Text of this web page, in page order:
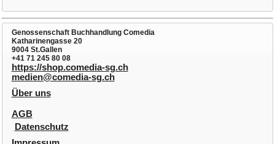
Genossenschaft Buchhandlung Comedia
Katharinengasse 20
9004 St.Gallen
+41 71 245 80 08
https://shop.comedia-sg.ch
medien@comedia-sg.ch
Über uns
AGB
Datenschutz